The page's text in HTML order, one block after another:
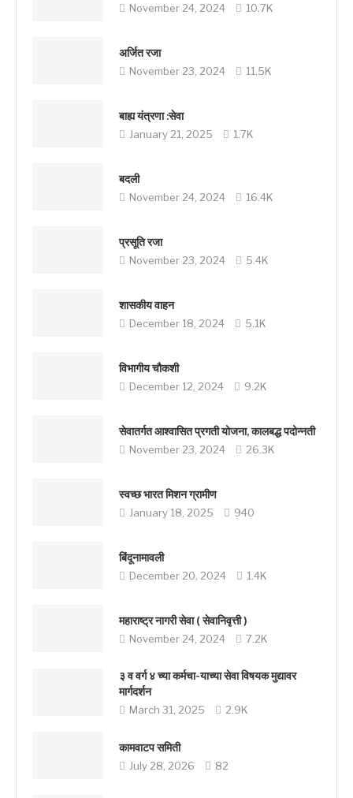
November 24, 2024 10.7K
अर्जित रजा
November 23, 2024 11.5K
बाह्य यंत्रणा :सेवा
January 21, 2025 1.7K
बदली
November 24, 2024 16.4K
प्रसूति रजा
November 23, 2024 5.4K
शासकीय वाहन
December 18, 2024 5.1K
विभागीय चौकशी
December 12, 2024 9.2K
सेवातर्गत आश्वासित प्रगती योजना, कालबद्ध पदोन्नती
November 23, 2024 26.3K
स्वच्छ भारत मिशन ग्रामीण
January 18, 2025 940
बिंदूनामावली
December 20, 2024 1.4K
महाराष्ट्र नागरी सेवा ( सेवानिवृत्ती )
November 24, 2024 7.2K
३ व वर्ग ४ च्या कर्मचा-याच्या सेवा विषयक मुद्यावर
मार्गदर्शन
March 31, 2025 2.9K
कामवाटप समिती
July 28, 2026 82